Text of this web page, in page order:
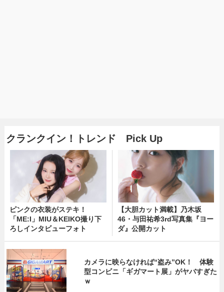
クランクイン！トレンド Pick Up
ピンクの衣装がステキ！
「ME:I」MIU＆KEIKO撮り下
ろしインタビューフォト
【大胆カット満載】乃木坂
46・与田祐希3rd写真集『ヨー
ダ』公開カット
カメラに映らなければ“盗み”OK！ 体験
型コンビニ「ギガマート展」がヤバすぎた
ｗ